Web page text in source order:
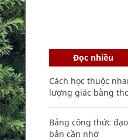
Đọc nhiều
Cách học thuộc
lượng giác bằng
Bảng công thức
bản cần nhớ